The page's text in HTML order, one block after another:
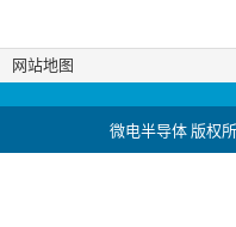
网站地图
微电半导体 版权